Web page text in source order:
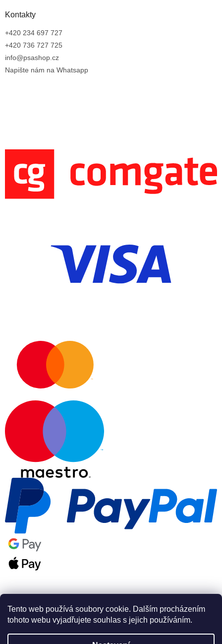
Tento web používá soubory cookie. Dalším procházením
tohoto webu vyjadřujete souhlas s jejich používáním.
Kontakty
+420 234 697 727
+420 736 727 725
info@psashop.cz
Napište nám na Whatsapp
Vytvořil Shoptet Premium